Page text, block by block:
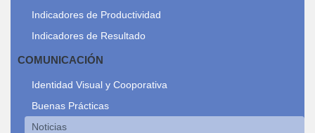
Indicadores de Productividad
Indicadores de Resultado
COMUNICACIÓN
Identidad Visual y Cooporativa
Buenas Prácticas
Noticias